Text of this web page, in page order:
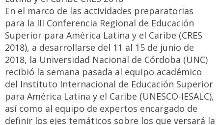
En el marco de las actividades preparatorias
para la III Conferencia Regional de Educación
Superior para América Latina y el Caribe (CRES
2018), a desarrollarse del 11 al 15 de junio de
2018, la Universidad Nacional de Córdoba (UNC)
recibió la semana pasada al equipo académico
del Instituto Internacional de Educación Superior
para América Latina y el Caribe (UNESCO-IESALC),
así como al equipo de expertos encargado de
definir los ejes temáticos sobre los que versará la